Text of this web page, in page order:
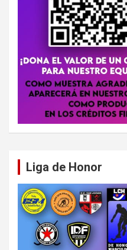
Liga de Honor